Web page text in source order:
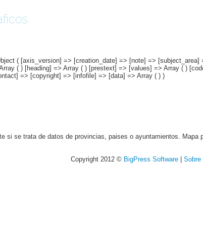
( [axis_version] => [creation_date] => [note] =>
( ) [heading] => Array ( ) [prestext] => [values] => Array ( )
=> [copyright] => [infofile] => [data] => Array ( ) )
si se trata de datos de provincias, paises o ayuntamientos. Mapa
Copyright 2012 © BigPress Software| Sobre